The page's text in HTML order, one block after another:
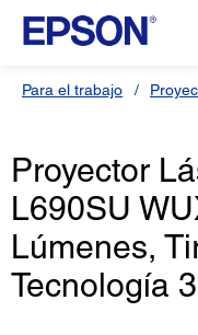
Para el trabajo
Proyector
L690SU
Lúmenes,
Tecnología